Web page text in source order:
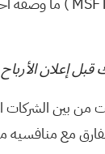
قبل إعلان
مع منافسيه